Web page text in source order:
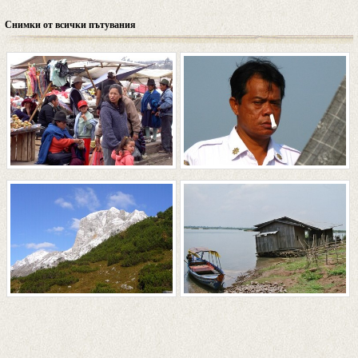
Снимки от всички пътувания